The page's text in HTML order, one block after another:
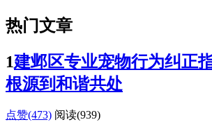
热门文章
1建邺区专业宠物行为纠正
根源到和谐共处
点赞(473) 阅读(939)